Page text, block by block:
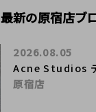
最新の原宿店ブ
Acne Studios
2026.08.05
原宿店